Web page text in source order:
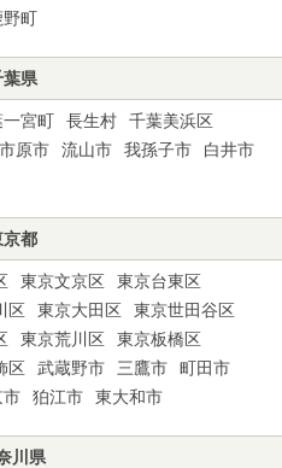
野町
葉県
一宮町 長生村
千葉美浜区
市原市 流山市 我孫子市
白井市
京都
東京文京区
東京台東区
区 東京大田区
東京世田谷区
東京荒川区
東京板橋区
区 武蔵野市 三鷹市
町田市
市 狛江市 東大和市
川県